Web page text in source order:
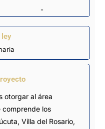
-
ley
otorgar al área
los
Villa del Rosario,